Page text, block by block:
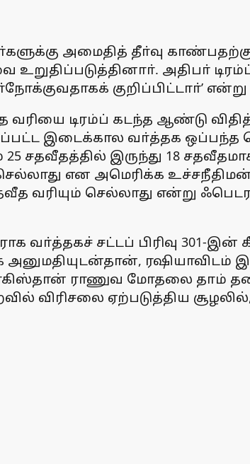
அமைதித் தீா்வு
அதிபா்
குறிப்பிட்டாா்’ என்று
வரியை டிரம்ப் கடந்த ஆண்டு
இடைக்கால வா்த்தக ஒப்பந்த
சதவீதத்தில் இருந்து 18
செல்லாது என அமெரிக்க
வரியும் செல்லாது என்று
வா்த்தகச் சட்டப் பிரிவு 301-
ரஷியாவிடம்
ராணுவ மோதலை தாம்
விரிசலை ஏற்படுத்திய